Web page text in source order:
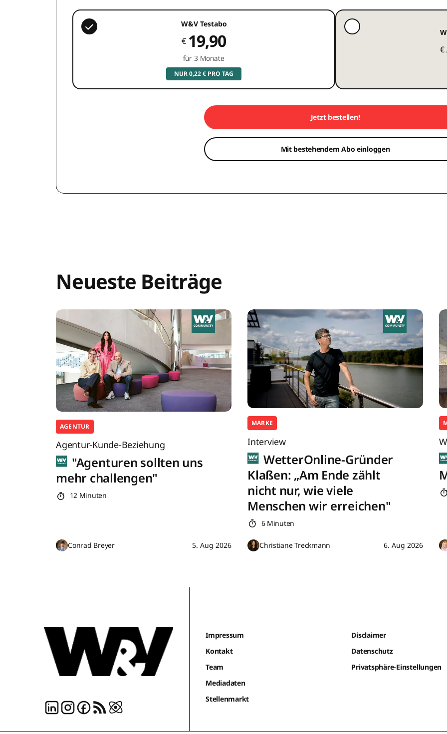
W&V Testabo
€ 19,90
für 3 Monate
NUR 0,22 € PRO TAG
€
Jetzt bestellen!
Mit bestehendem Abo einloggen
Neueste Beiträge
AGENTUR
Agentur-Kunde-Beziehung
"Agenturen sollten uns
mehr challengen"
12 Minuten
Conrad Breyer 5. Aug 2026
MARKE
Interview
WetterOnline-Gründer
Klaßen: „Am Ende zählt
nicht nur, wie viele
Menschen wir erreichen"
6 Minuten
Christiane Treckmann 6. Aug 2026
Impressum
Kontakt
Team
Mediadaten
Stellenmarkt
Disclaimer
Datenschutz
Privatsphäre-Einstellungen